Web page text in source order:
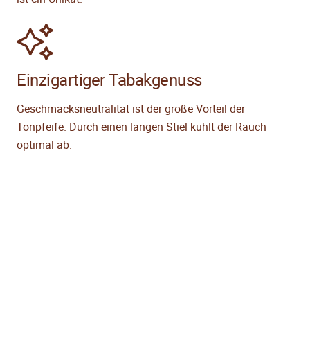
Einzigartiger Tabakgenuss
Geschmacksneutralität ist der große Vorteil der
Tonpfeife. Durch einen langen Stiel kühlt der Rauch
optimal ab.